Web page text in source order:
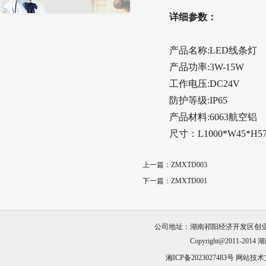
详细参数：
产品名称:LED线条灯
产品功率:3W-15W
工作电压:DC24V
防护等级:IP65
产品材料:6063航空铝
尺寸：
上一篇： ZMXTD003
下一篇： ZMXTD001
公司地址：湖南祁阳经济开发区创
Copyright@2011-2014
湘ICP备2023027483号 网站技